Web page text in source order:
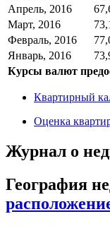
Апрель, 2016
Март, 2016
Февраль, 2016
Январь, 2016
Курсы валют
Квартирный
Оценка
Журнал о
География